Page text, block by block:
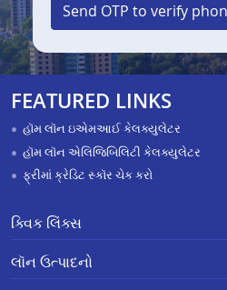
Send OTP to verify
FEATURED LINKS
હૉમ લૉન ઇએમઆઈ કેલક્યુલેટર
હૉમ લૉન એલિજિબિલિટી કેલક્યુલેટર
ફ્રીમાં ક્રેડિટ સ્કૉર ચેક કરો
ક્વિક લિંક્સ
લૉન માટે અરજી કરો
APR Calculator
લૉન ઉત્પાદનો